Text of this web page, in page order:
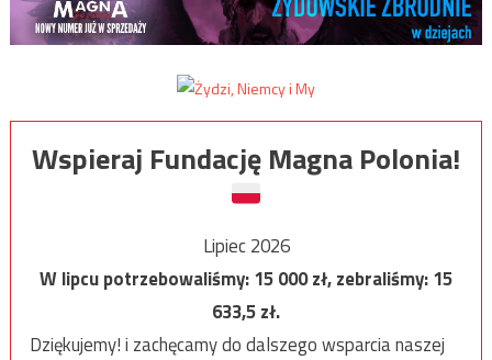
Wspieraj Fundację Magna Polonia!
Lipiec 2026
W lipcu potrzebowaliśmy:15 000zł, zebraliśmy:15
633,5zł.
Dziękujemy! i zachęcamy do dalszego wsparcia naszej